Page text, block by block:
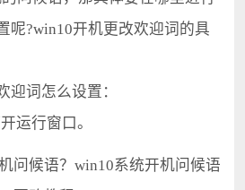
呢?win10开机更改欢迎词的具
词怎么设置：
行窗口。